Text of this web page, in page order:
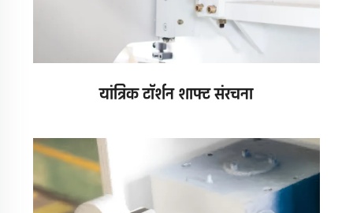
यांत्रिक टॉर्शन शाफ्ट संरचना